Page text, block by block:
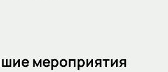
мероприятия